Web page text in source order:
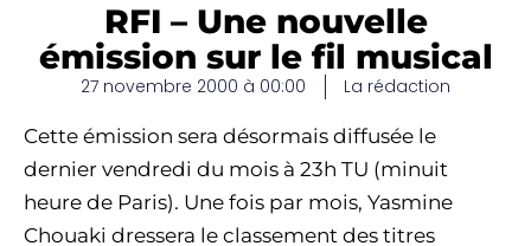
RFI – Une nouvelle
émission sur le fil musical
27 novembre 2000 à 00:00 La rédaction
Cette émission sera désormais diffusée le
dernier vendredi du mois à 23h TU (minuit
heure de Paris). Une fois par mois, Yasmine
Chouaki dressera le classement des titres